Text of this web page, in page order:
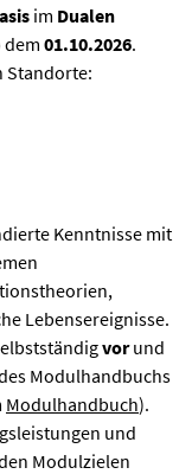
im Dualen
dem01.10.2026.
Standorte:
Kenntnisse mit
Lebensereignisse.
vorund
Modulhandbuchs
Modulhandbuch).
und
Modulzielen